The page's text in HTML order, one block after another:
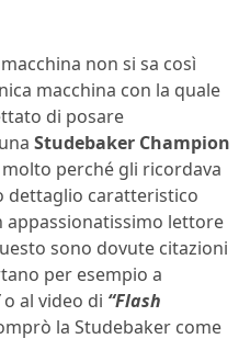
non si sa così
macchina con la quale
di posare
Studebaker Champion
perché gli ricordava
dettaglio caratteristico
appassionatissimo lettore
sono dovute citazioni
per esempio a
o al video di “Flash
la Studebaker come